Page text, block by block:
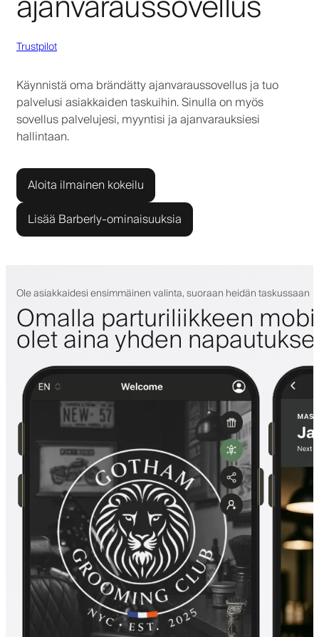
Trustpilot
Käynnistä oma brändätty ajanvaraussovellus ja tuo
palvelusi asiakkaiden taskuihin. Sinulla on myös
sovellus palvelujesi, myyntisi ja ajanvarauksiesi
hallintaan.
Aloita ilmainen kokeilu
Lisää Barberly-ominaisuuksia
Ole asiakkaidesi ensimmäinen valinta, suoraan heidän taskussaan
Omalla parturiliikkeen
olet aina yhden